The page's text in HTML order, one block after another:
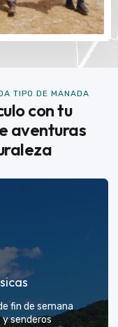
TIPO DE MANADA
con tu
aventuras
fin de semana
senderos